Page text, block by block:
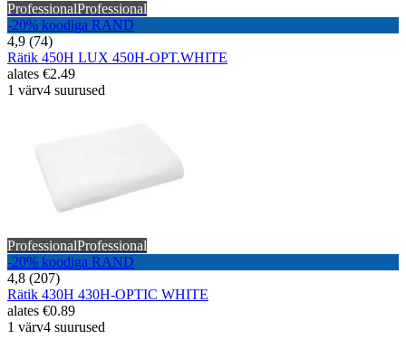
ProfessionalProfessional
-20% koodiga RAND
4,9 (74)
Rätik 450H LUX 450H-OPT.WHITE
alates €2.49
1 värv4 suurused
ProfessionalProfessional
-20% koodiga RAND
4,8 (207)
Rätik 430H 430H-OPTIC WHITE
alates €0.89
1 värv4 suurused